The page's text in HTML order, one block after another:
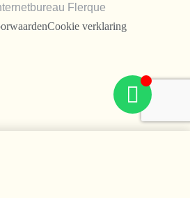
Flerque
Cookie verklaring